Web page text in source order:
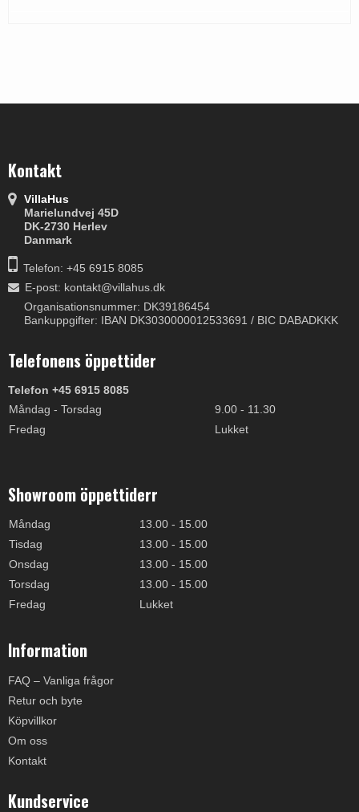
Kontakt
VillaHus
Marielundvej 45D
DK-2730 Herlev
Danmark
Telefon: +45 6915 8085
E-post: kontakt@villahus.dk
Organisationsnummer: DK39186454
Bankuppgifter: IBAN DK3030000012533691 / BIC DABADKKK
Telefonens öppettider
Telefon +45 6915 8085
Måndag - Torsdag
9.00 - 11.30
Fredag
Lukket
Showroom öppettiderr
Måndag
13.00 - 15.00
Tisdag
13.00 - 15.00
Onsdag
13.00 - 15.00
Torsdag
13.00 - 15.00
Fredag
Lukket
Information
FAQ – Vanliga frågor
Retur och byte
Köpvillkor
Om oss
Kontakt
Kundservice